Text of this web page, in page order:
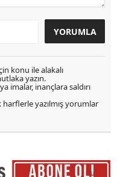
konu ile alakalı
yazın.
imalar, inançlara saldırı
yazılmış yorumlar